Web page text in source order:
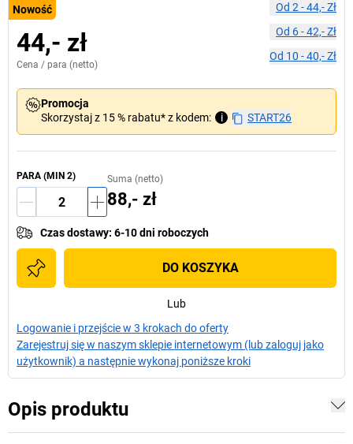
Nowość
44,- zł
Cena / para (netto)
Od 2 -44,- Zł
Od 6-42,- Zł
Od 10 -40,- Zł
Promocja
Skorzystaj z 15 % rabatu* z kodem:
i START26
PARA (MIN 2) Suma (netto)
88,- zł
Czas dostawy: 6-10 dni roboczych
DO KOSZYKA
Lub
Logowanie i przejście w 3 krokach do oferty
Zarejestruj się w naszym sklepie internetowym (lub zaloguj jako
użytkownik) a następnie wykonaj poniższe kroki
Opis produktu